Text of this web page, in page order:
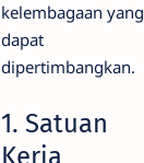
kelembagaan yang
dapat
dipertimbangkan.
1. Satuan
Kerja